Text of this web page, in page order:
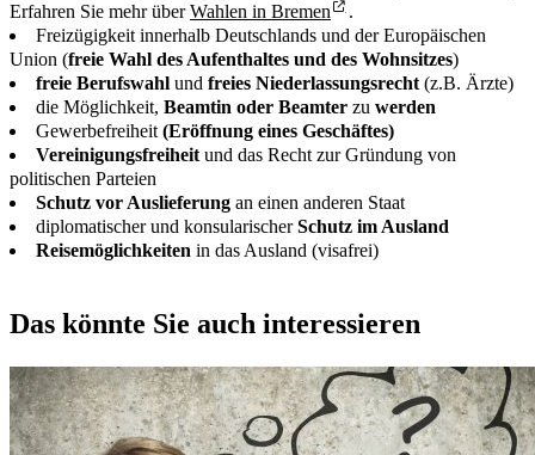
Erfahren Sie mehr überWahlen in Bremen
.
Freizügigkeit innerhalb Deutschlands und der Europäischen
Union (freie Wahl des Aufenthaltes und des Wohnsitzes)
freie Berufswahl und freies Niederlassungsrecht (z.B. Ärzte)
die Möglichkeit, Beamtin oder Beamter zu werden
Gewerbefreiheit (Eröffnung eines Geschäftes)
Vereinigungsfreiheit und das Recht zur Gründung von
politischen Parteien
Schutz vor Auslieferung an einen anderen Staat
diplomatischer und konsularischerSchutz im Ausland
Reisemöglichkeiten in das Ausland (visafrei)
Das könnte Sie auch interessieren